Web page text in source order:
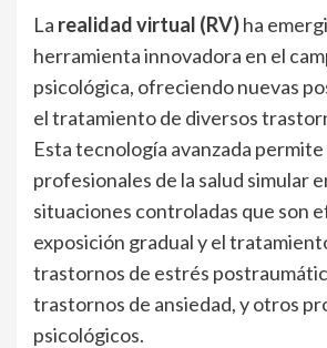
La realidad virtual (RV)ha
herramienta innovadora en el
psicológica, ofreciendo nuevas
el tratamiento de diversos
Esta tecnología avanzada permite
profesionales de la salud simular
situaciones controladas que son
exposición gradual y el
trastornos de estrés
trastornos de ansiedad, y otros
psicológicos.